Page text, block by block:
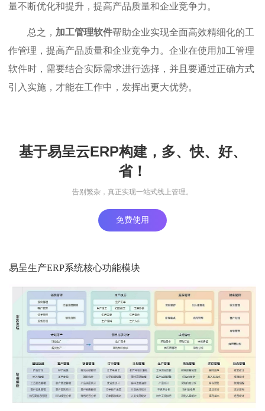
量不断优化和提升，提高产品质量和企业竞争力。
总之， 加工管理软件帮助企业实现全面高效精细化的工
作管理，提高产品质量和企业竞争力。企业在使用加工管理
软件时，需要结合实际需求进行选择，并且要通过正确方式
引入实施，才能在工作中，发挥出更大优势。
基于易呈云ERP构建，多、快、好、
省！
告别繁杂，真正实现一站式线上管理。
免费使用
易呈生产ERP系统核心功能模块